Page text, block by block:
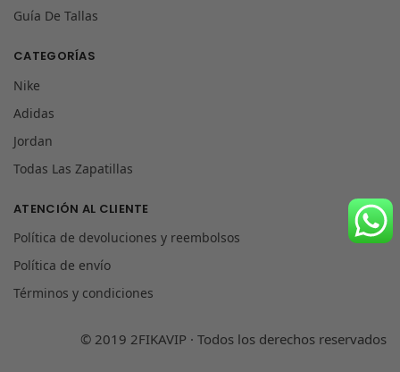
Guía De Tallas
CATEGORÍAS
Nike
Adidas
Jordan
Todas Las Zapatillas
ATENCIÓN AL CLIENTE
Política de devoluciones y reembolsos
Política de envío
Términos y condiciones
© 2019 2FIKAVIP · Todos los derechos reservados